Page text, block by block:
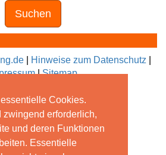
Cookies.
zwingend erforderlich,
und deren Funktionen
Essentielle
Suchen
Hinweise zum Datenschutz
|Sitemap